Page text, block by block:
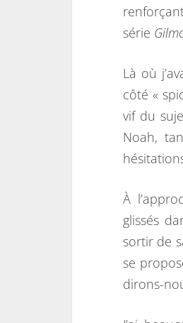
série
Là où
côté «
vif du
Noah,
À
glissés
sortir de
se
dirons-